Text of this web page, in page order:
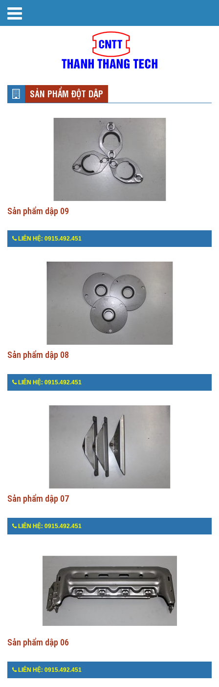
SẢN PHẨM ĐỘT DẬP
Sản phẩm dập 09
LIÊN HỆ: 0915.492.451
Sản phẩm dập 08
LIÊN HỆ: 0915.492.451
Sản phẩm dập 07
LIÊN HỆ: 0915.492.451
Sản phẩm dập 06
LIÊN HỆ: 0915.492.451